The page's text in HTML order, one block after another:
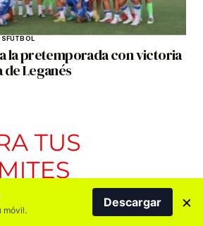
FÚTBOL
la pretemporada con victoria
Leganés
móvil.
Descargar ×